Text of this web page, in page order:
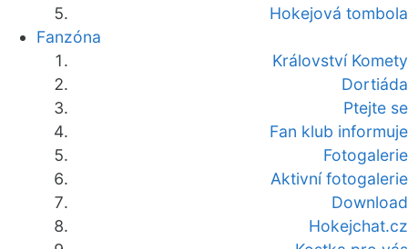
Hokejová tombola
Fanzóna
Království Komety
Dortiáda
Ptejte se
Fan klub informuje
Fotogalerie
Aktivní fotogalerie
Download
Hokejchat.cz